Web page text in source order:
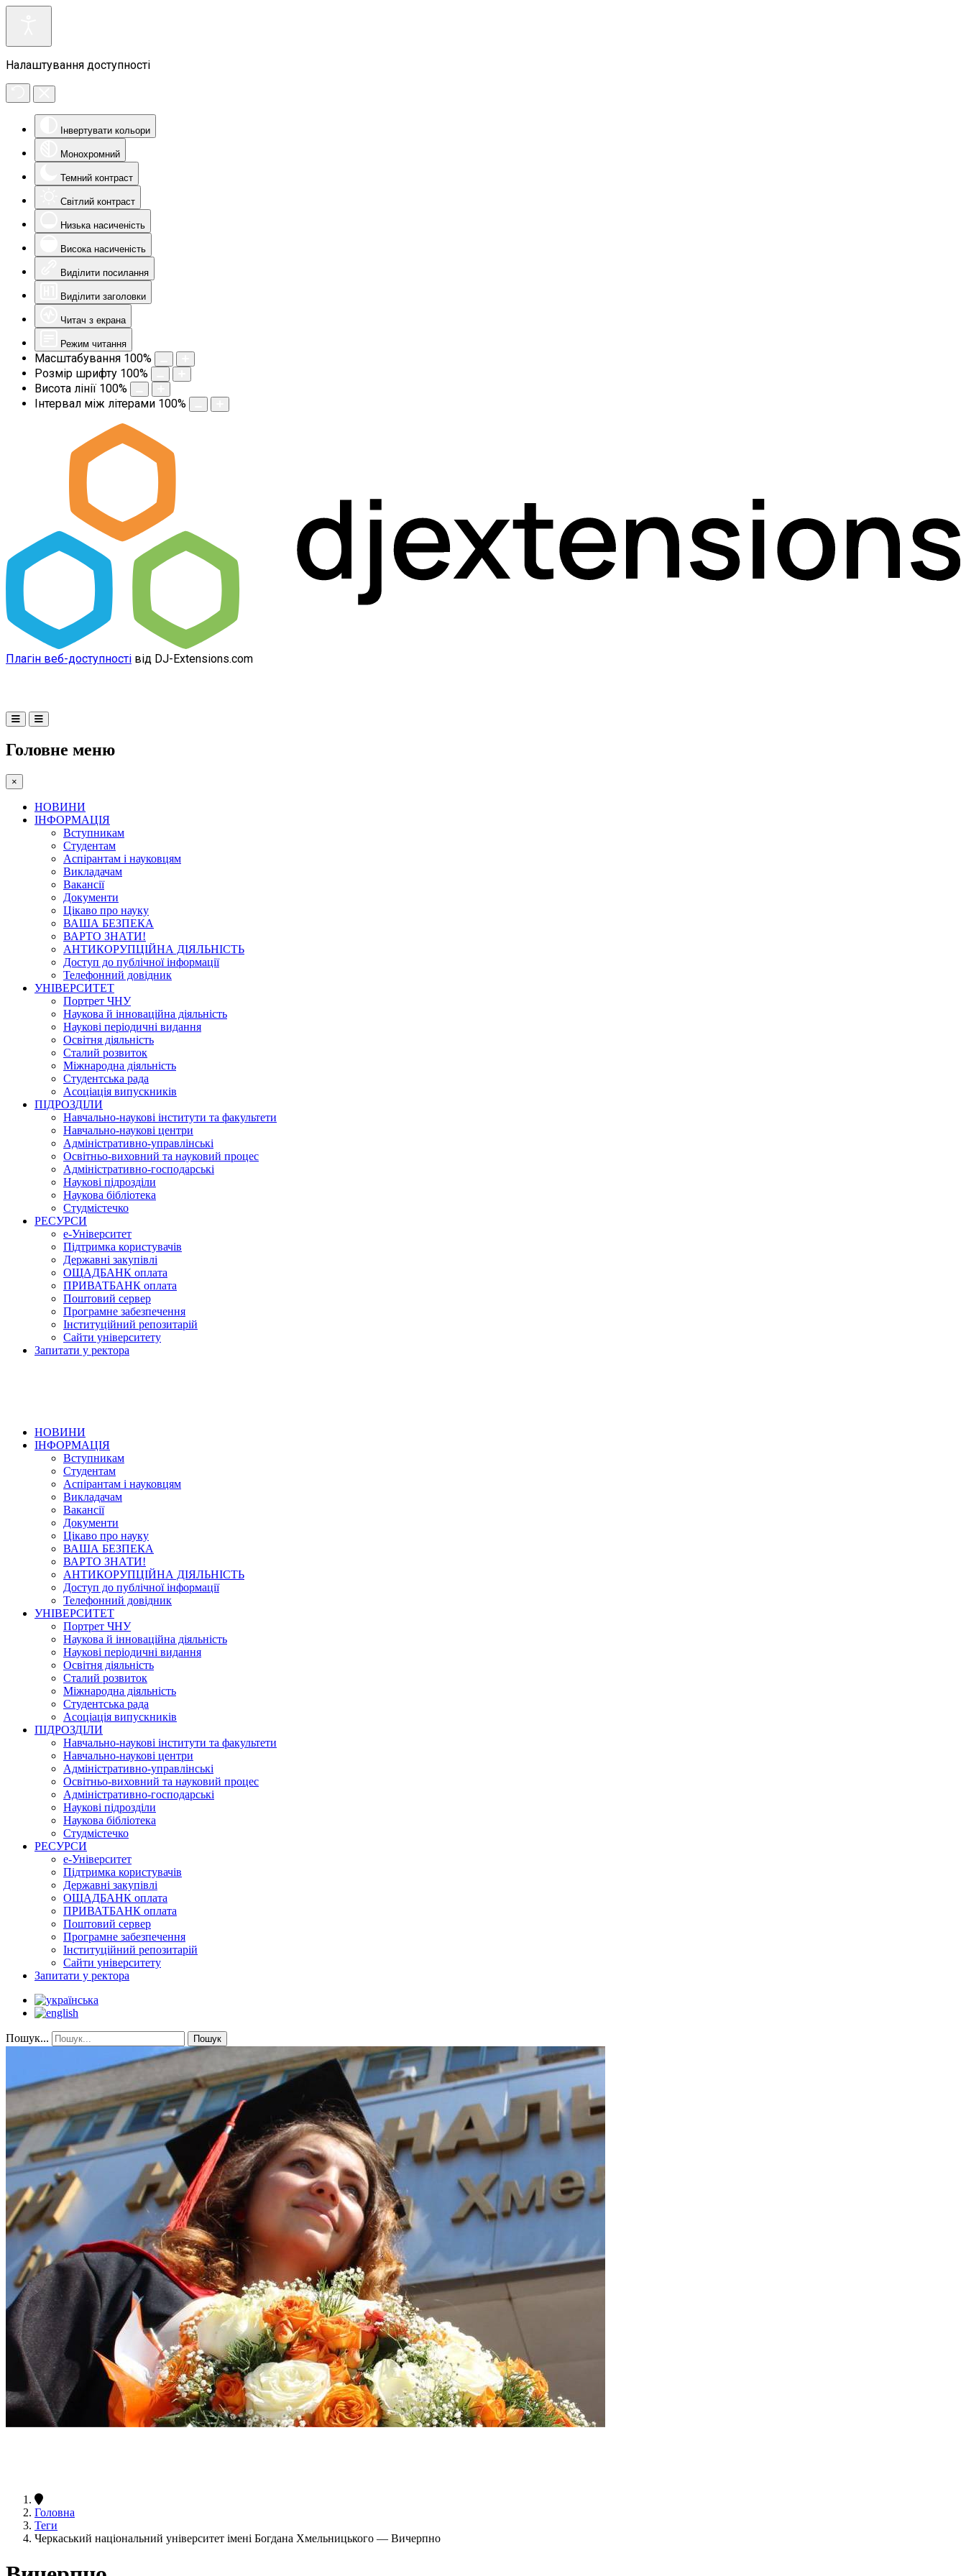
Налаштування доступності
Інвертувати кольори
Монохромний
Темний контраст
Світлий контраст
Низька насиченість
Висока насиченість
Виділити посилання
Виділити заголовки
Читач з екрана
Режим читання
Масштабування 100%
Розмір шрифту 100%
Висота лінії 100%
Інтервал між літерами 100%
Плагін веб-доступності від DJ-Extensions.com
Головне меню
×
НОВИНИ
ІНФОРМАЦІЯ
Вступникам
Студентам
Аспірантам і науковцям
Викладачам
Вакансії
Документи
Цікаво про науку
ВАША БЕЗПЕКА
ВАРТО ЗНАТИ!
АНТИКОРУПЦІЙНА ДІЯЛЬНІСТЬ
Доступ до публічної інформації
Телефонний довідник
УНІВЕРСИТЕТ
Портрет ЧНУ
Наукова й інноваційна діяльність
Наукові періодичні видання
Освітня діяльність
Сталий розвиток
Міжнародна діяльність
Студентська рада
Асоціація випускників
ПІДРОЗДІЛИ
Навчально-наукові інститути та факультети
Навчально-наукові центри
Адміністративно-управлінські
Освітньо-виховний та науковий процес
Адміністративно-господарські
Наукові підрозділи
Наукова бібліотека
Студмістечко
РЕСУРСИ
е-Університет
Підтримка користувачів
Державні закупівлі
ОЩАДБАНК оплата
ПРИВАТБАНК оплата
Поштовий сервер
Програмне забезпечення
Інституційний репозитарій
Сайти університету
Запитати у ректора
НОВИНИ
ІНФОРМАЦІЯ
Вступникам
Студентам
Аспірантам і науковцям
Викладачам
Вакансії
Документи
Цікаво про науку
ВАША БЕЗПЕКА
ВАРТО ЗНАТИ!
АНТИКОРУПЦІЙНА ДІЯЛЬНІСТЬ
Доступ до публічної інформації
Телефонний довідник
УНІВЕРСИТЕТ
Портрет ЧНУ
Наукова й інноваційна діяльність
Наукові періодичні видання
Освітня діяльність
Сталий розвиток
Міжнародна діяльність
Студентська рада
Асоціація випускників
ПІДРОЗДІЛИ
Навчально-наукові інститути та факультети
Навчально-наукові центри
Адміністративно-управлінські
Освітньо-виховний та науковий процес
Адміністративно-господарські
Наукові підрозділи
Наукова бібліотека
Студмістечко
РЕСУРСИ
е-Університет
Підтримка користувачів
Державні закупівлі
ОЩАДБАНК оплата
ПРИВАТБАНК оплата
Поштовий сервер
Програмне забезпечення
Інституційний репозитарій
Сайти університету
Запитати у ректора
Пошук... Пошук
Головна
Теги
Черкаський національний університет імені Богдана Хмельницького — Вичерпно